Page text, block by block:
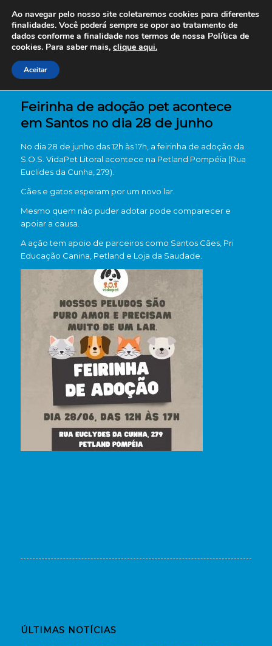
Feirinha de adoção pet acontece
em Santos no dia 28 de junho
No dia 28 de junho das 12h às 17h, a feirinha de adoção da
S.O.S. VidaPet Litoral acontece na Petland Pompéia (Rua
Euclides da Cunha, 279).
Cães e gatos esperam por um novo lar.
Mesmo quem não puder adotar pode comparecer e
apoiar a causa.
A ação tem apoio de parceiros como Santos Cães, Pri
Educação Canina, Petland e Loja da Saudade.
ÚLTIMAS NOTÍCIAS
Ao navegar pelo nosso site coletaremos cookies para diferentes
finalidades. Você poderá sempre se opor ao tratamento de
dados conforme a finalidade nos termos de nossa Política de
cookies. Para saber mais, clique aqui.
Aceitar